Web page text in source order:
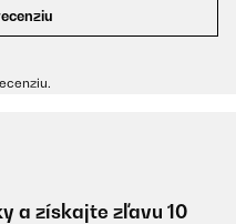
a získajte zľavu 10